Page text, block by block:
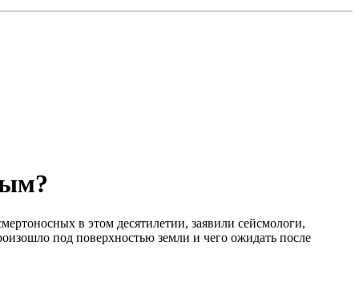
в этом десятилетии, заявили сейсмологи,
под поверхностью земли и чего ожидать после